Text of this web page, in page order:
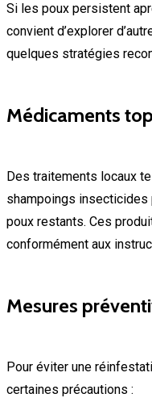
Si les poux persistent
convient d’explorer
quelques stratégies
Médicaments
Des traitements locaux
shampoings
poux restants. Ces
conformément aux
Mesures
Pour éviter une
certaines précautions :